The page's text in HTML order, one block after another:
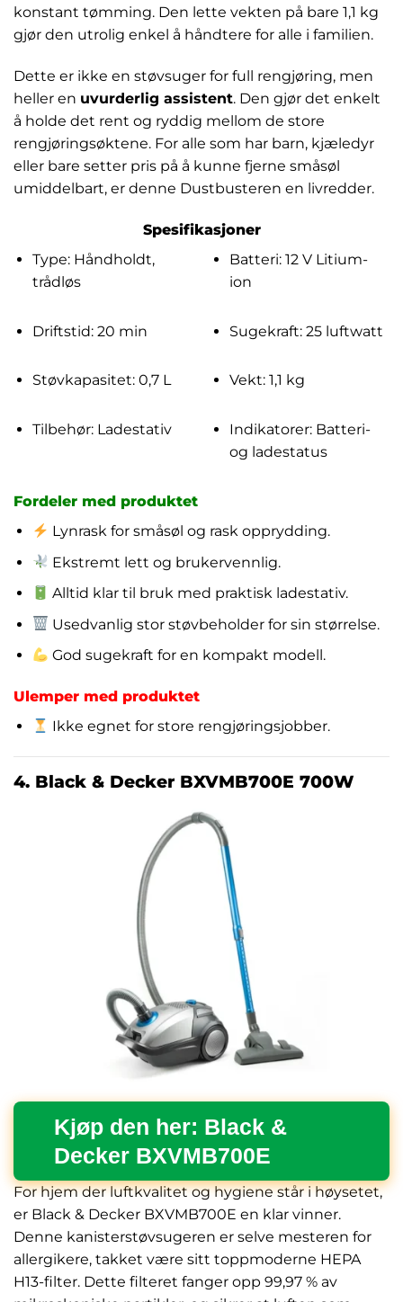
konstant tømming. Den lette vekten på bare 1,1 kg
gjør den utrolig enkel å håndtere for alle i familien.
Dette er ikke en støvsuger for full rengjøring, men
heller en uvurderlig assistent. Den gjør det enkelt
å holde det rent og ryddig mellom de store
rengjøringsøktene. For alle som har barn, kjæledyr
eller bare setter pris på å kunne fjerne småsøl
umiddelbart, er denne Dustbusteren en livredder.
Spesifikasjoner
Type: Håndholdt,
trådløs
Batteri: 12 V Litium-
ion
Driftstid: 20 min Sugekraft: 25 luftwatt
Støvkapasitet: 0,7 L Vekt: 1,1 kg
Tilbehør: Ladestativ
Indikatorer: Batteri-
og ladestatus
Fordeler med produktet
Lynrask for småsøl og rask opprydding.
Ekstremt lett og brukervennlig.
Alltid klar til bruk med praktisk ladestativ.
Usedvanlig stor støvbeholder for sin størrelse.
God sugekraft for en kompakt modell.
Ulemper med produktet
Ikke egnet for store rengjøringsjobber.
4. Black & Decker BXVMB700E 700W
Kjøp den her: Black &
Decker BXVMB700E
For hjem der luftkvalitet og hygiene står i høysetet,
er Black & Decker BXVMB700E en klar vinner.
Denne kanisterstøvsugeren er selve mesteren for
allergikere, takket være sitt toppmoderne HEPA
H13-filter. Dette filteret fanger opp 99,97 % av